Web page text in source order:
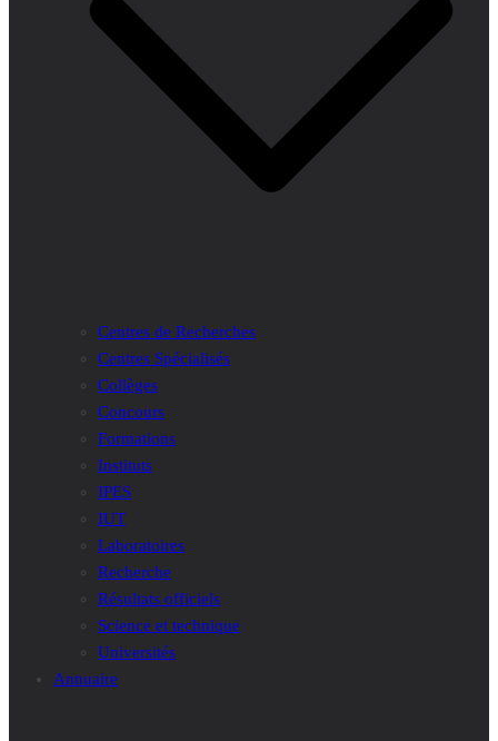
Centres de Recherches
Centres Spécialisés
Collèges
Concours
Formations
Instituts
IPES
IUT
Laboratoires
Recherche
Résultats officiels
Science et technique
Universités
Annuaire